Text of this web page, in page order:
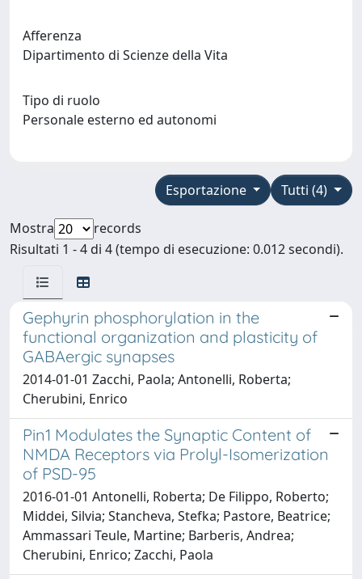
Afferenza
Dipartimento di Scienze della Vita
Tipo di ruolo
Personale esterno ed autonomi
Tutti (4)
Esportazione
Mostra
records
Risultati 1 - 4 di 4 (tempo di esecuzione: 0.012 secondi).
Gephyrin phosphorylation in the
functional organization and plasticity of
GABAergic synapses
2014-01-01 Zacchi, Paola; Antonelli, Roberta;
Cherubini, Enrico
Pin1 Modulates the Synaptic Content of
NMDA Receptors via Prolyl-Isomerization
of PSD-95
2016-01-01 Antonelli, Roberta; De Filippo, Roberto;
Middei, Silvia; Stancheva, Stefka; Pastore, Beatrice;
Ammassari Teule, Martine; Barberis, Andrea;
Cherubini, Enrico; Zacchi, Paola